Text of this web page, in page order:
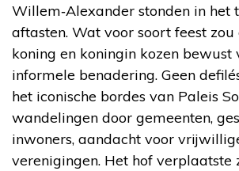
Willem‑Alexander stonden in het
aftasten. Wat voor soort feest
koning en koningin kozen bewust
informele benadering. Geen
het iconische bordes van Paleis
wandelingen door gemeenten,
inwoners, aandacht voor
verenigingen. Het hof verplaatste